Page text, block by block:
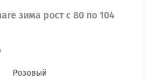
зима рост с 80 по 104
Розовый